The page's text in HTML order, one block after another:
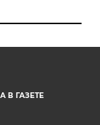
В ГАЗЕТЕ